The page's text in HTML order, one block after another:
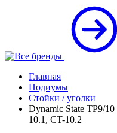
Главная
Подиумы
Стойки / уголки
Dynamic State TP9/
10.1, CT-10.2